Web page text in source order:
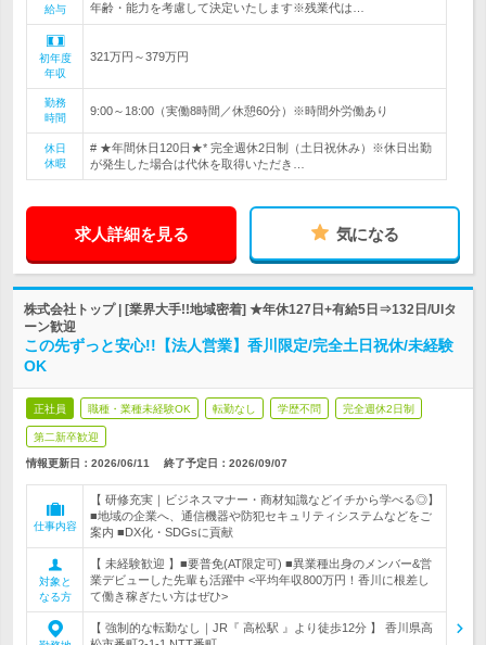
給与
年齢・能力を考慮して決定いたします※残業代は…
初年度
年収
321万円～379万円
勤務
時間
9:00～18:00（実働8時間／休憩60分）※時間外労働あり
休日
休暇
# ★年間休日120日★* 完全週休2日制（土日祝休み）※休日出勤
が発生した場合は代休を取得いただき…
求人詳細を見る 気になる
株式会社トップ | [業界大手!!地域密着] ★年休127日+有給5日⇒132日/UIタ
ーン歓迎
この先ずっと安心!!【法人営業】香川限定/完全土日祝休/未経験
OK
正社員 職種・業種未経験OK 転勤なし 学歴不問 完全週休2日制
第二新卒歓迎
情報更新日：2026/06/11 終了予定日： 2026/09/07
仕事内容
【 研修充実｜ビジネスマナー・商材知識などイチから学べる◎】
■地域の企業へ、通信機器や防犯セキュリティシステムなどをご
案内 ■DX化・SDGsに貢献
対象と
なる方
【 未経験歓迎 】■要普免(AT限定可) ■異業種出身のメンバー&営
業デビューした先輩も活躍中 <平均年収800万円！香川に根差し
て働き稼ぎたい方はぜひ>
【 強制的な転勤なし｜JR『 高松駅 』より徒歩12分 】 香川県高